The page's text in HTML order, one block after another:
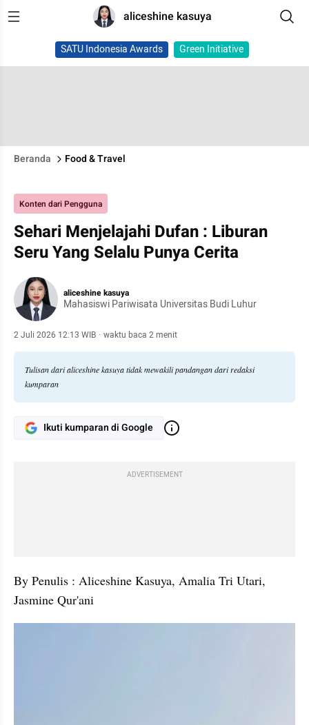
aliceshine kasuya
SATU Indonesia Awards Green Initiative
Beranda Food & Travel
Konten dari Pengguna
Sehari Menjelajahi Dufan : Liburan
Seru Yang Selalu Punya Cerita
aliceshine kasuya
Mahasiswi Pariwisata Universitas Budi Luhur
2 Juli 2026 12:13 WIB · waktu baca 2 menit
Tulisan dari aliceshine kasuya tidak mewakili pandangan dari redaksi
kumparan
Ikuti kumparan di Google
ADVERTISEMENT
By Penulis : Aliceshine Kasuya, Amalia Tri Utari,
Jasmine Qur'ani